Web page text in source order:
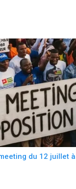
du 12 juillet